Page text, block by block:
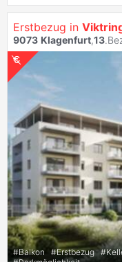
Erstbezug in
9073 Klagenfurt,13
#Balkon #Erstbezug #